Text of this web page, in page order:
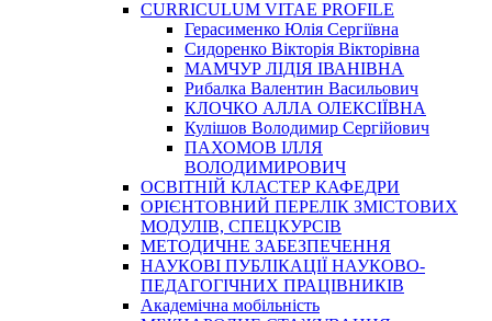
CURRICULUM VITAE PROFILE
Герасименко Юлія Сергіївна
Сидоренко Вікторія Вікторівна
МАМЧУР ЛІДІЯ ІВАНІВНА
Рибалка Валентин Васильович
КЛОЧКО АЛЛА ОЛЕКСІЇВНА
Кулішов Володимир Сергійович
ПАХОМОВ ІЛЛЯ
ВОЛОДИМИРОВИЧ
ОСВІТНІЙ КЛАСТЕР КАФЕДРИ
ОРІЄНТОВНИЙ ПЕРЕЛІК ЗМІСТОВИХ
МОДУЛІВ, СПЕЦКУРСІВ
МЕТОДИЧНЕ ЗАБЕЗПЕЧЕННЯ
НАУКОВІ ПУБЛІКАЦІЇ НАУКОВО-
ПЕДАГОГІЧНИХ ПРАЦІВНИКІВ
Академічна мобільність